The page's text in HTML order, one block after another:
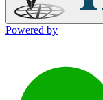
Powered by